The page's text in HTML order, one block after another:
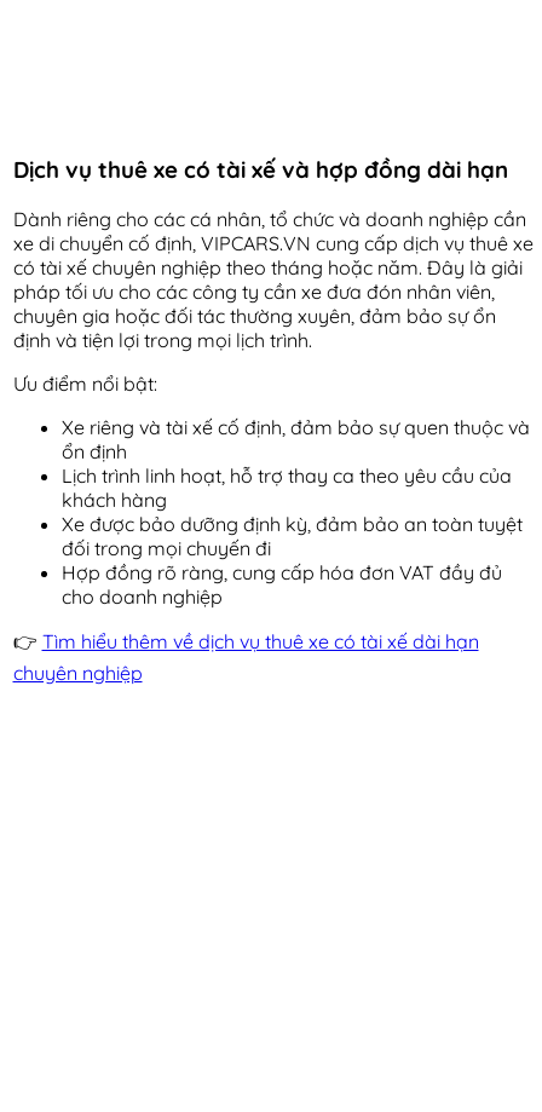
Dịch vụ thuê xe có tài xế và hợp đồng dài hạn
Dành riêng cho các cá nhân, tổ chức và doanh nghiệp cần
xe di chuyển cố định, VIPCARS.VN cung cấp dịch vụ thuê xe
có tài xế chuyên nghiệp theo tháng hoặc năm. Đây là giải
pháp tối ưu cho các công ty cần xe đưa đón nhân viên,
chuyên gia hoặc đối tác thường xuyên, đảm bảo sự ổn
định và tiện lợi trong mọi lịch trình.
Ưu điểm nổi bật:
Xe riêng và tài xế cố định, đảm bảo sự quen thuộc và
ổn định
Lịch trình linh hoạt, hỗ trợ thay ca theo yêu cầu của
khách hàng
Xe được bảo dưỡng định kỳ, đảm bảo an toàn tuyệt
đối trong mọi chuyến đi
Hợp đồng rõ ràng, cung cấp hóa đơn VAT đầy đủ
cho doanh nghiệp
👉 Tìm hiểu thêm về dịch vụ thuê xe có tài xế dài hạn
chuyên nghiệp